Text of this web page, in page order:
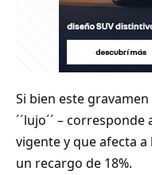
Si bien este
´´lujo´´ –
vigente y que afecta
un recargo de 18%.